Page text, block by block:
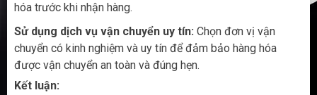
hóa trước khi nhận hàng.
Sử dụng dịch vụ vận chuyển uy tín: Chọn đơn vị vận
chuyển có kinh nghiệm và uy tín để đảm bảo hàng hóa
được vận chuyển an toàn và đúng hẹn.
Kết luận: